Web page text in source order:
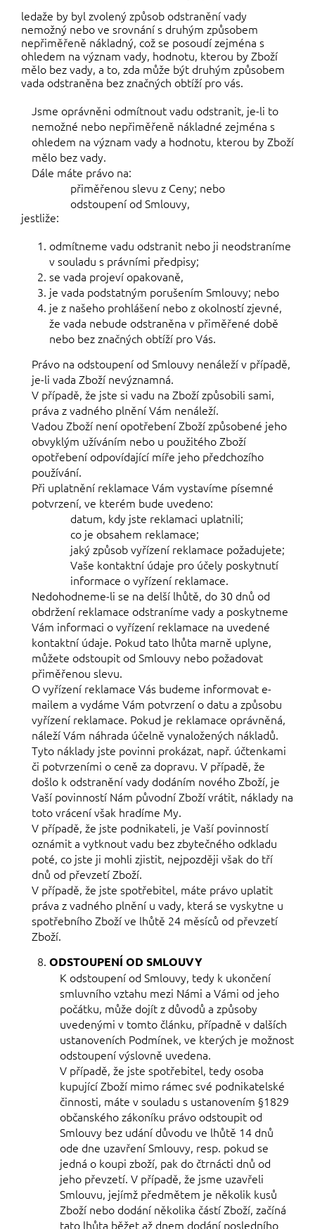
ledaže by byl zvolený způsob odstranění vady
nemožný nebo ve srovnání s druhým způsobem
nepřiměřeně nákladný, což se posoudí zejména s
ohledem na význam vady, hodnotu, kterou by Zboží
mělo bez vady, a to, zda může být druhým způsobem
vada odstraněna bez značných obtíží pro vás.
Jsme oprávněni odmítnout vadu odstranit, je-li to
nemožné nebo nepřiměřeně nákladné zejména s
ohledem na význam vady a hodnotu, kterou by Zboží
mělo bez vady.
Dále máte právo na:
přiměřenou slevu z Ceny; nebo
odstoupení od Smlouvy,
jestliže:
odmítneme vadu odstranit nebo ji neodstraníme
v souladu s právními předpisy;
se vada projeví opakovaně,
je vada podstatným porušením Smlouvy; nebo
je z našeho prohlášení nebo z okolností zjevné,
že vada nebude odstraněna v přiměřené době
nebo bez značných obtíží pro Vás.
Právo na odstoupení od Smlouvy nenáleží v případě,
je-li vada Zboží nevýznamná.
V případě, že jste si vadu na Zboží způsobili sami,
práva z vadného plnění Vám nenáleží.
Vadou Zboží není opotřebení Zboží způsobené jeho
obvyklým užíváním nebo u použitého Zboží
opotřebení odpovídající míře jeho předchozího
používání.
Při uplatnění reklamace Vám vystavíme písemné
potvrzení, ve kterém bude uvedeno:
datum, kdy jste reklamaci uplatnili;
co je obsahem reklamace;
jaký způsob vyřízení reklamace požadujete;
Vaše kontaktní údaje pro účely poskytnutí
informace o vyřízení reklamace.
Nedohodneme-li se na delší lhůtě, do 30 dnů od
obdržení reklamace odstraníme vady a poskytneme
Vám informaci o vyřízení reklamace na uvedené
kontaktní údaje. Pokud tato lhůta marně uplyne,
můžete odstoupit od Smlouvy nebo požadovat
přiměřenou slevu.
O vyřízení reklamace Vás budeme informovat e-
mailem a vydáme Vám potvrzení o datu a způsobu
vyřízení reklamace. Pokud je reklamace oprávněná,
náleží Vám náhrada účelně vynaložených nákladů.
Tyto náklady jste povinni prokázat, např. účtenkami
či potvrzeními o ceně za dopravu. V případě, že
došlo k odstranění vady dodáním nového Zboží, je
Vaší povinností Nám původní Zboží vrátit, náklady na
toto vrácení však hradíme My.
V případě, že jste podnikateli, je Vaší povinností
oznámit a vytknout vadu bez zbytečného odkladu
poté, co jste ji mohli zjistit, nejpozději však do tří
dnů od převzetí Zboží.
V případě, že jste spotřebitel, máte právo uplatit
práva z vadného plnění u vady, která se vyskytne u
spotřebního Zboží ve lhůtě 24 měsíců od převzetí
Zboží.
ODSTOUPENÍ OD SMLOUVY
K odstoupení od Smlouvy, tedy k ukončení
smluvního vztahu mezi Námi a Vámi od jeho
počátku, může dojít z důvodů a způsoby
uvedenými v tomto článku, případně v dalších
ustanoveních Podmínek, ve kterých je možnost
odstoupení výslovně uvedena.
V případě, že jste spotřebitel, tedy osoba
kupující Zboží mimo rámec své podnikatelské
činnosti, máte v souladu s ustanovením §1829
občanského zákoníku právo odstoupit od
Smlouvy bez udání důvodu ve lhůtě 14 dnů
ode dne uzavření Smlouvy, resp. pokud se
jedná o koupi zboží, pak do čtrnácti dnů od
jeho převzetí. V případě, že jsme uzavřeli
Smlouvu, jejímž předmětem je několik kusů
Zboží nebo dodání několika částí Zboží, začíná
tato lhůta běžet až dnem dodání posledního